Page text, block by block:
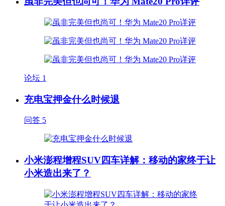
论坛 1
充电宝押金什么时候退
问答 5
小米澎程增程SUV四车详解：移动的家终于让
小米造出来了？